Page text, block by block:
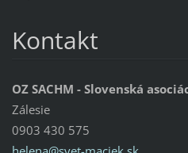
Kontakt
OZ SACHM - Slovenská
Zálesie
0903 430 575